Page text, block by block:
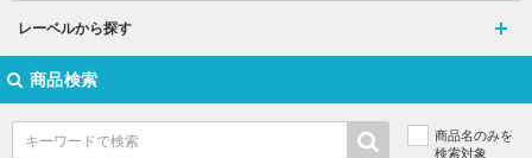
レーベルから探す
商品検索
商品名のみを
検索対象